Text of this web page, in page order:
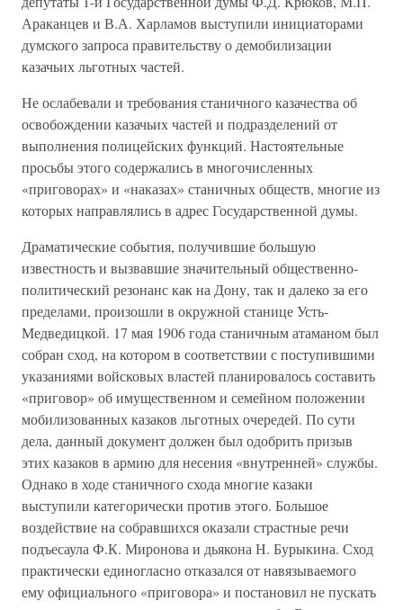
Араканцев и В.А. Харламов выступили инициаторами
думского запроса правительству о демобилизации
казачьих льготных частей.
Не ослабевали и требования станичного казачества об
освобождении казачьих частей и подразделений от
выполнения полицейских функций. Настоятельные
просьбы этого содержались в многочисленных
«приговорах» и «наказах» станичных обществ, многие из
которых направлялись в адрес Государственной думы.
Драматические события, получившие большую
известность и вызвавшие значительный общественно-
политический резонанс как на Дону, так и далеко за его
пределами, произошли в окружной станице Усть-
Медведицкой. 17 мая 1906 года станичным атаманом был
собран сход, на котором в соответствии с поступившими
указаниями войсковых властей планировалось составить
«приговор» об имущественном и семейном положении
мобилизованных казаков льготных очередей. По сути
дела, данный документ должен был одобрить призыв
этих казаков в армию для несения «внутренней» службы.
Однако в ходе станичного схода многие казаки
выступили категорически против этого. Большое
воздействие на собравшихся оказали страстные речи
подъесаула Ф.К. Миронова и дьякона Н. Бурыкина. Сход
практически единогласно отказался от навязываемого
ему официального «приговора» и постановил не пускать